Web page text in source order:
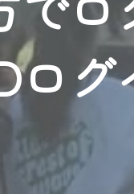
グ
へのログインが
す。
ます。
ビスをご利用頂
ます。
成可能です）
ら から
だけます。